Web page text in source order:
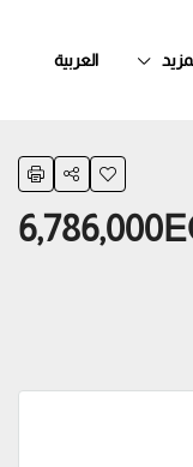
العربية